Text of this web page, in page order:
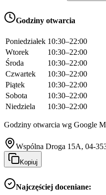
Godziny otwarcia
Poniedziałek 10:30–22:00
Wtorek
10:30–22:00
Środa
10:30–22:00
Czwartek
10:30–22:00
Piątek
10:30–22:00
Sobota
10:30–22:00
Niedziela
10:30–22:00
Godziny otwarcia wg Google
Wspólna Droga 15A, 04-
Kopiuj
Najczęściej doceniane: